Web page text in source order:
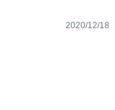
2020/12/18